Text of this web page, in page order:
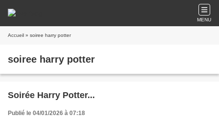
MENU
Accueil » soiree harry potter
soiree harry potter
Soirée Harry Potter...
Publié le 04/01/2026 à 07:18